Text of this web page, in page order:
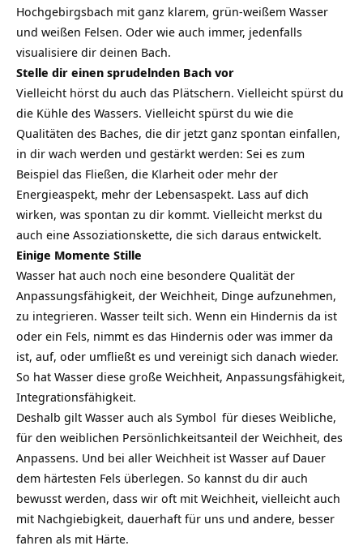
Hochgebirgsbach mit ganz klarem, grün-weißem Wasser
und weißen Felsen. Oder wie auch immer, jedenfalls
visualisiere dir deinen Bach.
Stelle dir einen sprudelnden Bach vor
Vielleicht hörst du auch das Plätschern. Vielleicht spürst du
die Kühle des Wassers. Vielleicht spürst du wie die
Qualitäten des Baches, die dir jetzt ganz spontan einfallen,
in dir wach werden und gestärkt werden: Sei es zum
Beispiel das Fließen, die Klarheit oder mehr der
Energieaspekt, mehr der Lebensaspekt. Lass auf dich
wirken, was spontan zu dir kommt. Vielleicht merkst du
auch eine Assoziationskette, die sich daraus entwickelt.
Einige Momente Stille
Wasser hat auch noch eine besondere Qualität der
Anpassungsfähigkeit, der Weichheit, Dinge aufzunehmen,
zu integrieren. Wasser teilt sich. Wenn ein Hindernis da ist
oder ein Fels, nimmt es das Hindernis oder was immer da
ist, auf, oder umfließt es und vereinigt sich danach wieder.
So hat Wasser diese große Weichheit, Anpassungsfähigkeit,
Integrationsfähigkeit.
Deshalb gilt Wasser auch als Symbol für dieses Weibliche,
für den weiblichen Persönlichkeitsanteil der Weichheit, des
Anpassens. Und bei aller Weichheit ist Wasser auf Dauer
dem härtesten Fels überlegen. So kannst du dir auch
bewusst werden, dass wir oft mit Weichheit, vielleicht auch
mit Nachgiebigkeit, dauerhaft für uns und andere, besser
fahren als mit Härte.